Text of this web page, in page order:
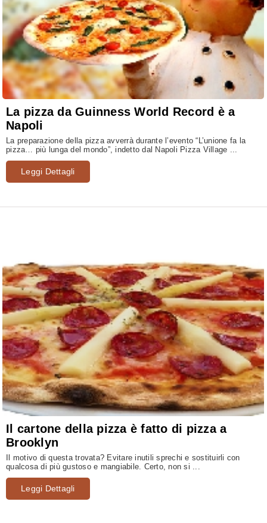
La pizza da Guinness World Record è a
Napoli
La preparazione della pizza avverrà durante l’evento “L’unione fa la
pizza… più lunga del mondo”, indetto dal Napoli Pizza Village ...
Leggi Dettagli
Il cartone della pizza è fatto di pizza a
Brooklyn
Il motivo di questa trovata? Evitare inutili sprechi e sostituirli con
qualcosa di più gustoso e mangiabile. Certo, non si ...
Leggi Dettagli